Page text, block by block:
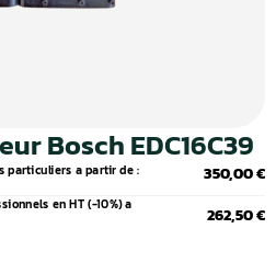
Bosch EDC16C39
particuliers a partir de : 350,00 €
en HT (-10%) a
262,50 €